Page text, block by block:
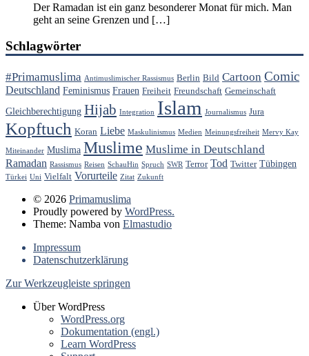
Der Ramadan ist ein ganz besonderer Monat für mich. Man
geht an seine Grenzen und […]
Schlagwörter
#Primamuslima Antimuslimischer Rassismus Berlin Bild Cartoon Comic
Deutschland Feminismus Frauen Freiheit Freundschaft Gemeinschaft
Gleichberechtigung Hijab Integration Islam Journalismus Jura
Kopftuch Koran Liebe Maskulinismus Medien Meinungsfreiheit Mervy Kay
Miteinander Muslima Muslime Muslime in Deutschland
Ramadan Rassismus Reisen SchauHin Spruch SWR Terror Tod Twitter Tübingen
Türkei Uni Vielfalt Vorurteile Zitat Zukunft
© 2026 Primamuslima
Proudly powered by WordPress.
Theme: Namba von Elmastudio
Impressum
Datenschutzerklärung
Zur Werkzeugleiste springen
Über WordPress
WordPress.org
Dokumentation (engl.)
Learn WordPress